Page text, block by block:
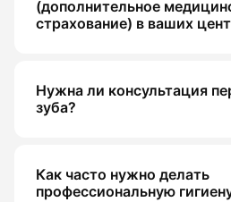
(дополнительное
страхование) в ваших
Нужна ли консультация
зуба?
Как часто нужно делать
профессиональную